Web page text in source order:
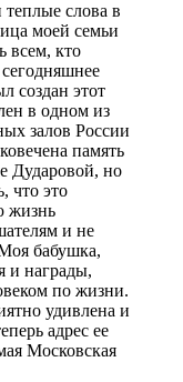
слова в
моей семьи
всем, кто
создан этот
в одном из
залов России
память
Дударовой, но
что это
жизнь
и не
бабушка,
и награды,
по жизни.
удивлена и
адрес ее
Московская